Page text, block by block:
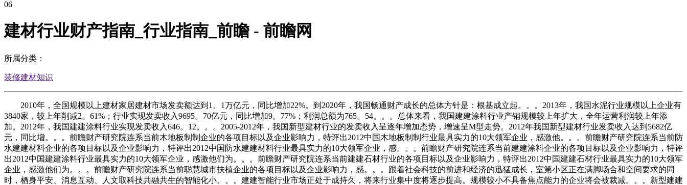
06
建材行业财产指南_行业指南_前瞻 - 前瞻网
所属分类：
装修建材知识
2010年，全国规模以上建材家居建材市场发卖额达到1。1万亿元，同比增加22%。到2020年，我国畅通财产成长的总体方针是：根基成立起。。。2013年，我国水泥行业规模以上企业有
3840家，较上年削减2。61%；行业实现发卖收入9695。70亿元，同比增加9。77%；利润总额为765。54。。。总体来看，我国建建涂料行业产销规模较上年扩大，全年运营利润较上年添
加。2012年，我国建建涂料行业实现发卖收入646。12。。。2005-2012年，我国新型建材行业的发卖收入呈逐年增加态势，增速呈M型走势。2012年我国新型建材行业发卖收入达到5682亿
元，同比增。。。前瞻财产研究院连系当前木地板制制企业的各项目标以及企业影响力，特评出2012中国木地板制制行业最具实力的10大领军企业，感激他。。。前瞻财产研究院连系当前防
水建建材料企业的各项目标以及企业影响力，特评出2012中国防水建建材料行业最具实力的10大领军企业，感。。。前瞻财产研究院连系当前建建涂料企业的各项目标以及企业影响力，特评
出2012中国建建涂料行业最具实力的10大领军企业，感激他们为。。。前瞻财产研究院连系当前建建石材行业的各项目标以及企业影响力，特评出2012中国建建石材行业最具实力的10大领军
企业，感激他们为。。。前瞻财产研究院连系当前聪慧城市扶植企业的各项目标以及企业影响力，感。。。跟着社会科技的前进和经济的迅猛成长，室第小区正在满脚场合和空间要求的同
时，栖身平安、消息互动、人文取科技共融共生的智能化小。。。建建智能行业市场正处于成持久，将来行业集中度将逐步提高。规模较小不具备焦点能力的企业将会被裁减。。。新型建建